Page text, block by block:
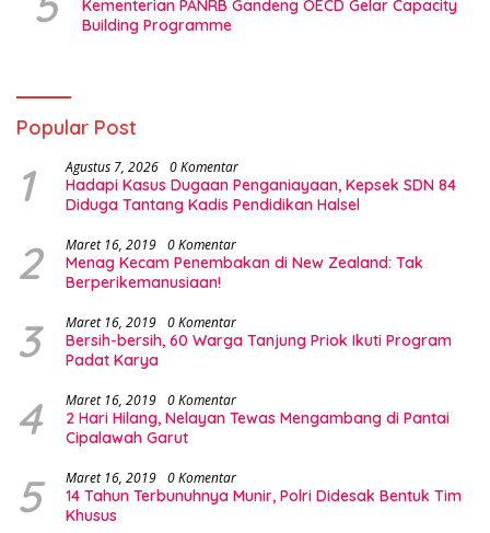
Kementerian PANRB Gandeng OECD Gelar Capacity
Building Programme
Popular Post
1 Agustus 7, 2026 0 Komentar
Hadapi Kasus Dugaan Penganiayaan, Kepsek SDN 84
Diduga Tantang Kadis Pendidikan Halsel
2 Maret 16, 2019 0 Komentar
Menag Kecam Penembakan di New Zealand: Tak
Berperikemanusiaan!
3 Maret 16, 2019 0 Komentar
Bersih-bersih, 60 Warga Tanjung Priok Ikuti Program
Padat Karya
4 Maret 16, 2019 0 Komentar
2 Hari Hilang, Nelayan Tewas Mengambang di Pantai
Cipalawah Garut
5 Maret 16, 2019 0 Komentar
14 Tahun Terbunuhnya Munir, Polri Didesak Bentuk Tim
Khusus